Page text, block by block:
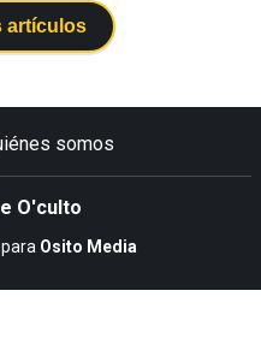
artículos
somos
O'culto
Osito Media